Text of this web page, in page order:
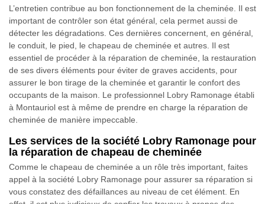
L’entretien contribue au bon fonctionnement de la cheminée. Il est
important de contrôler son état général, cela permet aussi de
détecter les dégradations. Ces dernières concernent, en général,
le conduit, le pied, le chapeau de cheminée et autres. Il est
essentiel de procéder à la réparation de cheminée, la restauration
de ses divers éléments pour éviter de graves accidents, pour
assurer le bon tirage de la cheminée et garantir le confort des
occupants de la maison. Le professionnel Lobry Ramonage établi
à Montauriol est à même de prendre en charge la réparation de
cheminée de manière impeccable.
Les services de la société Lobry Ramonage pour
la réparation de chapeau de cheminée
Comme le chapeau de cheminée a un rôle très important, faites
appel à la société Lobry Ramonage pour assurer sa réparation si
vous constatez des défaillances au niveau de cet élément. En